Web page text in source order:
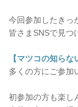
今回参加したきっ
皆さまSNSで見つ
【マツコの知らな
多くの方にご参加
初参加の方も楽し